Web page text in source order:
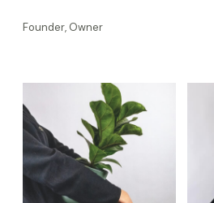
Founder, Owner